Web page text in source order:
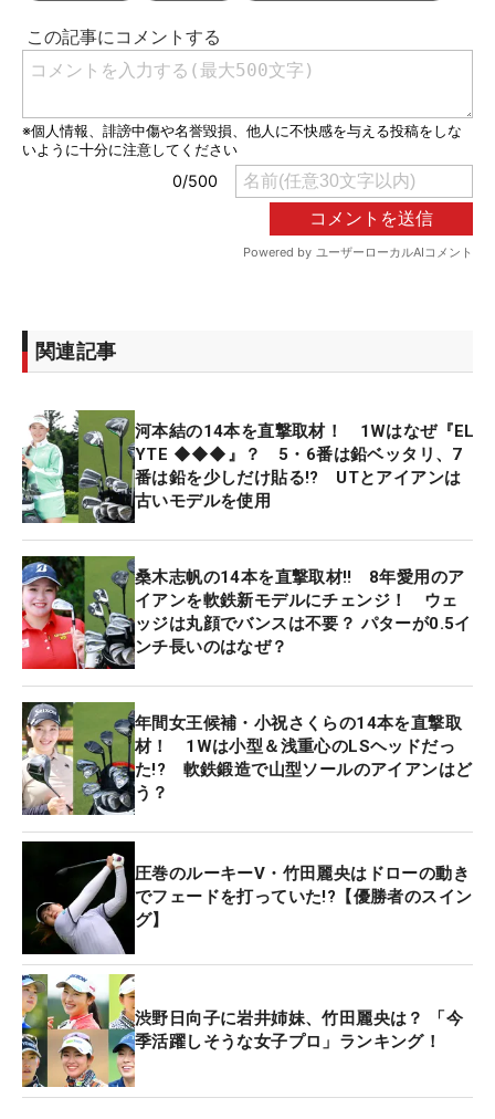
関連記事
河本結の14本を直撃取材！ 1Wはなぜ『EL
YTE ◆◆◆』？ 5・6番は鉛ベッタリ、7
番は鉛を少しだけ貼る!? UTとアイアンは
古いモデルを使用
桑木志帆の14本を直撃取材‼ 8年愛用のア
イアンを軟鉄新モデルにチェンジ！ ウェ
ッジは丸顔でバンスは不要？ パターが0.5イ
ンチ長いのはなぜ？
年間女王候補・小祝さくらの14本を直撃取
材！ 1Wは小型＆浅重心のLSヘッドだっ
た!? 軟鉄鍛造で山型ソールのアイアンはど
う？
圧巻のルーキーV・竹田麗央はドローの動き
でフェードを打っていた!?【優勝者のスイン
グ】
渋野日向子に岩井姉妹、竹田麗央は？ 「今
季活躍しそうな女子プロ」ランキング！